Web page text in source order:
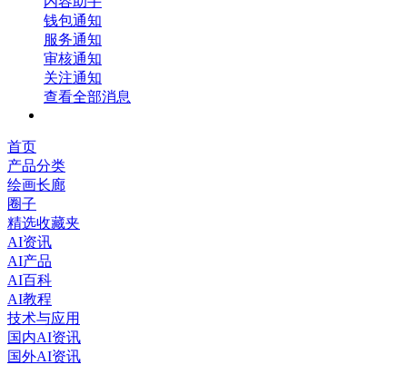
钱包通知
服务通知
审核通知
关注通知
查看全部消息
首页
产品分类
绘画长廊
圈子
精选收藏夹
AI资讯
AI产品
AI百科
AI教程
技术与应用
国内AI资讯
国外AI资讯